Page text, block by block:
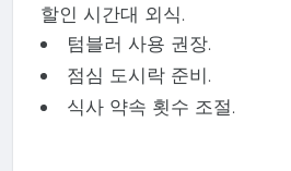
할인 시간대 외식.
텀블러 사용 권장.
점심 도시락 준비.
식사 약속 횟수 조절.